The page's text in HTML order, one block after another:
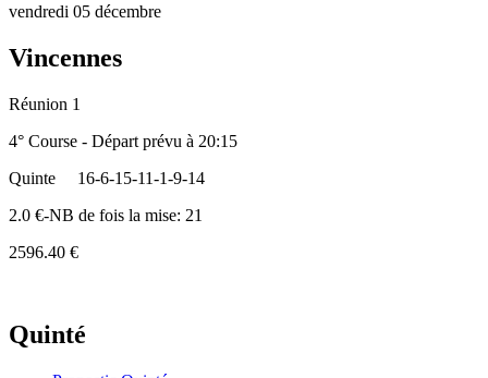
vendredi 05 décembre
Vincennes
Réunion 1
4° Course - Départ prévu à 20:15
Quinte
16-6-15-11-1-9-14
2.0 €-NB de fois la mise: 21
2596.40 €
Quinté